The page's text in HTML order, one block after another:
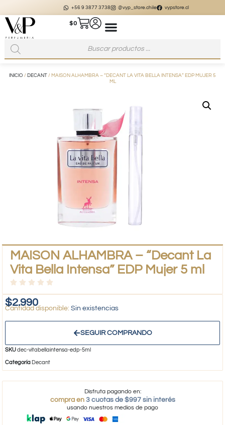
+56 9 3877 3738 @vyp_store.chile vypstore.cl
$0
INICIO / DECANT / MAISON ALHAMBRA – “DECANT LA VITA BELLA INTENSA” EDP MUJER 5
ML
MAISON ALHAMBRA – “Decant La
Vita Bella Intensa” EDP Mujer 5 ml
$2.990 Sin existencias
SEGUIR COMPRANDO
SKUdec-vitabellaintensa-edp-5ml
Categoría Decant
Disfruta pagando en:
compra en 3 cuotas de $997 sin interés
usando nuestros medios de pago